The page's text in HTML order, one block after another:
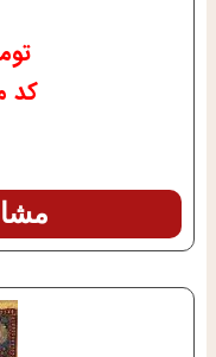
کد